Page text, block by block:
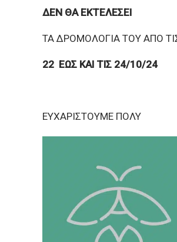
ΔΕΝ ΘΑ ΕΚΤΕΛΕΣΕΙ
ΤΑ ΔΡΟΜΟΛΟΓΙΑ ΤΟΥ ΑΠΟ
22 ΕΩΣ ΚΑΙ ΤΙΣ 24/10/24
ΕΥΧΑΡΙΣΤΟΥΜΕ ΠΟΛΥ